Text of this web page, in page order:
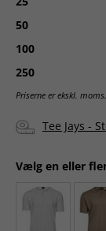
Levering:
ca. 3-
godkendt ordre.
50
100
250
Priserne er ekskl. moms.
Tee Jays -
Vælg en eller